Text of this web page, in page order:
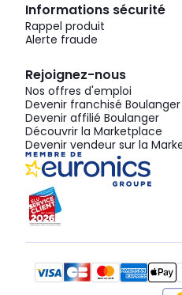
Informations sécurité
Rappel produit
Alerte fraude
Rejoignez-nous
Nos offres d'emploi
Devenir franchisé Boulanger
Devenir affilié Boulanger
Découvrir la Marketplace
Devenir vendeur sur la